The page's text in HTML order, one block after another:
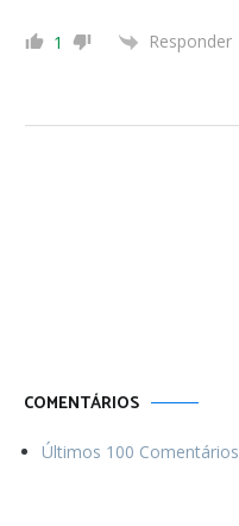
1 Responder
COMENTÁRIOS
Últimos 100 Comentários